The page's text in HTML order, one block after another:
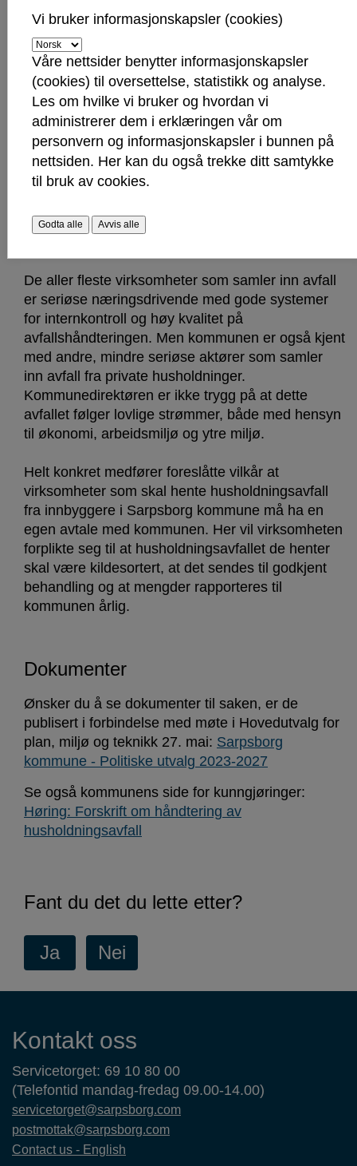
Må ha avtale med kommunen for å
samle inn husholdningsavfall
Kommunedirektøren anbefaler videre å
innføre søknadsplikt for private aktører som
samler inn husholdningsavfall.
Dette gjelder avfall fra husholdninger som i
utgangspunktet skal leveres på Gatedalen
privat selskap som henter avfallet for behandling i
De aller fleste virksomheter som samler inn avfall
er seriøse næringsdrivende med gode systemer
for internkontroll og høy kvalitet på
avfallshåndteringen. Men kommunen er også kjent
med andre, mindre seriøse aktører som samler
inn avfall fra private husholdninger.
Kommunedirektøren er ikke trygg på at dette
avfallet følger lovlige strømmer, både med hensyn
til økonomi, arbeidsmiljø og ytre miljø.
Helt konkret medfører foreslåtte vilkår at
virksomheter som skal hente husholdningsavfall
fra innbyggere i Sarpsborg kommune må ha en
egen avtale med kommunen. Her vil virksomheten
forplikte seg til at husholdningsavfallet de henter
skal være kildesortert, at det sendes til godkjent
behandling og at mengder rapporteres til
kommunen årlig.
Dokumenter
Ønsker du å se dokumenter til saken, er de
publisert i forbindelse med møte i Hovedutvalg for
plan, miljø og teknikk 27. mai: Sarpsborg
kommune - Politiske utvalg 2023-2027
Se også kommunens side for kunngjøringer:
Høring: Forskrift om håndtering av
husholdningsavfall
Fant du det du lette etter?
Kontaktinformasjon
Kontakt oss
Servicetorget: 69 10 80 00
(Telefontid mandag-fredag 09.00-14.00)
servicetorget@sarpsborg.com
postmottak@sarpsborg.com
Contact us - English
Vi bruker informasjonskapsler (cookies)
Våre nettsider benytter informasjonskapsler
(cookies) til oversettelse, statistikk og analyse.
Les om hvilke vi bruker og hvordan vi
administrerer dem i erklæringen vår om
personvern og informasjonskapsler i bunnen på
nettsiden. Her kan du også trekke ditt samtykke
til bruk av cookies.
Godta alle Avvis alle